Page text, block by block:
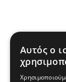
Αυτός ο